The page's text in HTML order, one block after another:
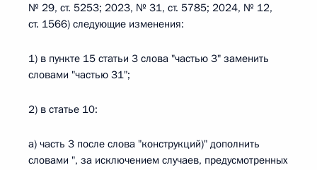
№ 29, ст. 5253; 2023, № 31, ст. 5785; 2024, № 12,
ст. 1566) следующие изменения:
1) в пункте 15 статьи 3 слова "частью 3" заменить
словами "частью 31";
2) в статье 10:
а) часть 3 после слова "конструкций)" дополнить
словами ", за исключением случаев, предусмотренных